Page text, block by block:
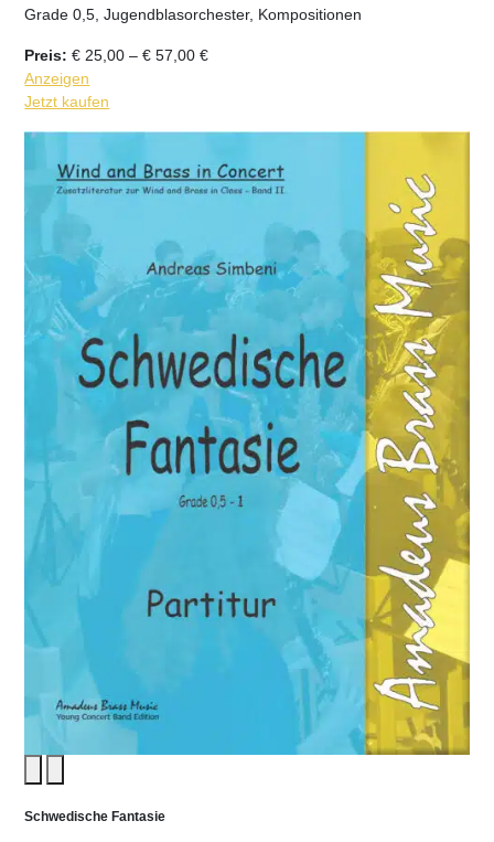
Grade 0,5, Jugendblasorchester, Kompositionen
Preis: € 25,00 –€ 57,00Preisspanne:
€
Anzeigen
Jetzt kaufen
Schwedische Fantasie